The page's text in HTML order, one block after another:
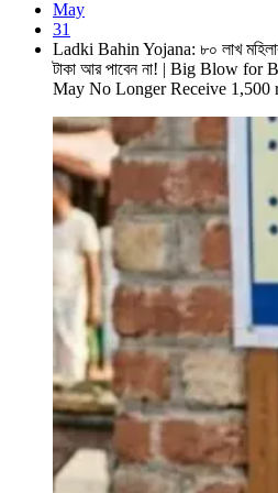
May
31
Ladki Bahin Yojana: ৮০ লাখ
টাকা আর পাবেন না! | Big Blow
May No Longer Receive 1,500